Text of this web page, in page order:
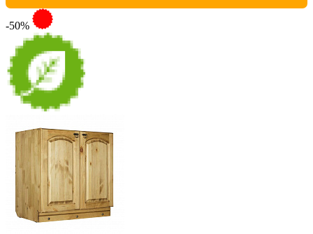
-50%